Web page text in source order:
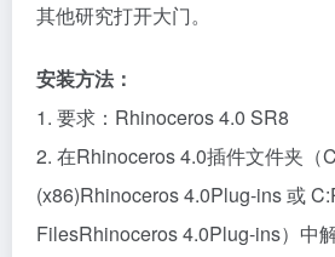
其他研究打开大门。
安装方法：
1. 要求：Rhinoceros 4.0 SR8
2. 在Rhinoceros 4.0插件文件夹（
(x86)Rhinoceros 4.0Plug-ins 或
FilesRhinoceros 4.0Plug-ins）中